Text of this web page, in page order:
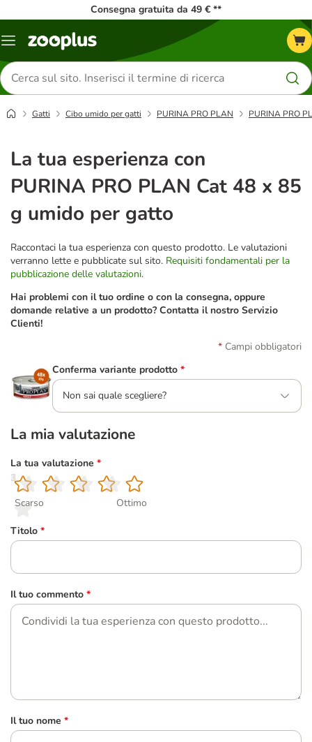
Consegna gratuita da 49 € **
Overview
Cerca
prodotti
Gatti Cibo umido per gatti PURINA PRO PLAN PURINA PRO
La tua esperienza con
PURINA PRO PLAN Cat 48 x 85
g umido per gatto
Raccontaci la tua esperienza con questo prodotto. Le valutazioni
verranno lette e pubblicate sul sito. Requisiti fondamentali per la
pubblicazione delle valutazioni.
Hai problemi con il tuo ordine o con la consegna, oppure
domande relative a un prodotto? Contatta il nostro Servizio
Clienti!
Campi obbligatori
Conferma variante prodotto *
Non sai quale scegliere?
La mia valutazione
La tua valutazione *
1
Scarso
2
3
4
5
Ottimo
Titolo *
Il tuo commento *
Il tuo nome *